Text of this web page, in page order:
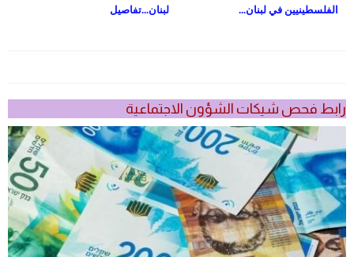
لبنان...تفاصيل
الفلسطينيين في لبنان...
رابط فحص شيكات الشؤون الاجتماعية